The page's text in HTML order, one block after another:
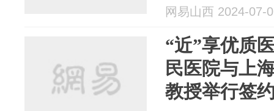
网易山西 2024-07-
“近”享优质
民医院与上
教授举行签